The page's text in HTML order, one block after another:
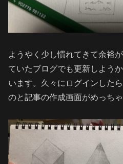
ようやく少し慣れてきて余裕
ていたブログでも更新しよう
います。久々にログインした
のと記事の作成画面がめっち